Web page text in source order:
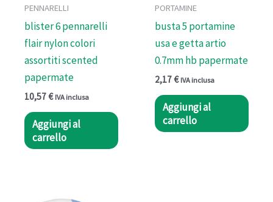
PENNARELLI
blister 6 pennarelli
flair nylon colori
assortiti scented
papermate
10,57€ IVA inclusa
Aggiungi al
carrello
PORTAMINE
busta 5 portamine
usa e getta artio
0.7mm hb papermate
2,17€ IVA inclusa
Aggiungi al
carrello